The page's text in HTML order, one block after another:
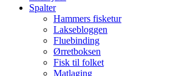
Spalter
Hammers fisketur
Laksebloggen
Fluebinding
Ørretboksen
Fisk til folket
Matlaging